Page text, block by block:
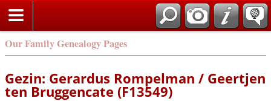
Our Family Genealogy Pages
Gezin: Gerardus Rompelman / Geertjen
ten Bruggencate (F13549)